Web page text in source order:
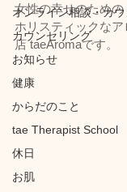
オンライン相談・カ
カウンセリング
お知らせ
健康
からだのこと
tae Therapist School
休日
お肌
女性の幸せのための
ホリスティックな
店 taeAromaです。